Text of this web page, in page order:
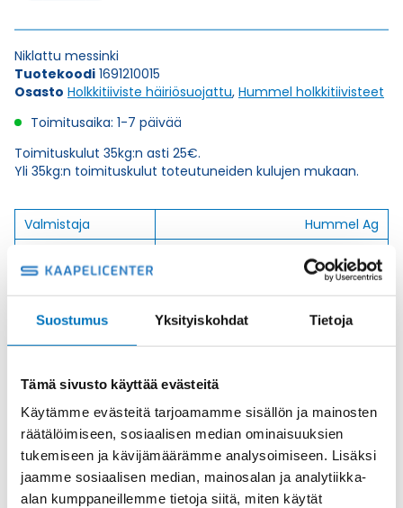
Suostumus Yksityiskohdat Tietoja
Tämä sivusto käyttää evästeitä
Käytämme evästeitä tarjoamamme sisällön ja mainosten
räätälöimiseen, sosiaalisen median ominaisuuksien
tukemiseen ja kävijämäärämme analysoimiseen. Lisäksi
jaamme sosiaalisen median, mainosalan ja analytiikka-
alan kumppaneillemme tietoja siitä, miten käytät
21
määrä
Niklattu messinki
Tuotekoodi 1691210015
Osasto Holkkitiiviste häiriösuojattu, Hummel holkkitiivisteet
Toimitusaika: 1-7 päivää
Toimituskulut 35kg:n asti 25€.
Yli 35kg:n toimituskulut toteutuneiden kulujen mukaan.
Valmistaja
Hummel Ag
24
7
Tuotenimi/Malli
HSK-M-EMC
Etim 7
EC000441
Kierre
Ulkokierre Ag
Normen
RoHS
Min [C]